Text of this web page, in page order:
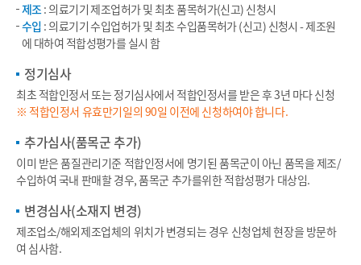
제조: 의료기기 제조업허가 및 최초 품목허가(신고) 신청시
수입 : 의료기기 수입업허가 및 최초 수입품목허가 (신고) 신청시 - 제조원
에 대하여 적합성평가를 실시 함
정기심사
최초 적합인정서 또는 정기심사에서 적합인정서를 받은 후 3년 마다 신청
※ 적합인정서 유효만기일의 90일 이전에 신청하여야 합니다.
추가심사(품목군 추가)
이미 받은 품질관리기준 적합인정서에 명기된 품목군이 아닌 품목을 제조/
수입하여 국내 판매할 경우, 품목군 추가를위한 적합성평가 대상임.
변경심사(소재지 변경)
제조업소/해외제조업체의 위치가 변경되는 경우 신청업체 현장을 방문하
여 심사함.